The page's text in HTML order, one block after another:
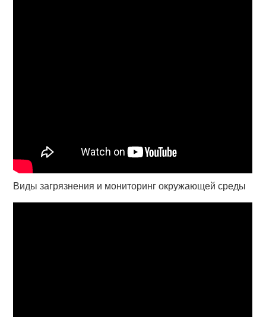
Виды загрязнения и мониторинг окружающей среды